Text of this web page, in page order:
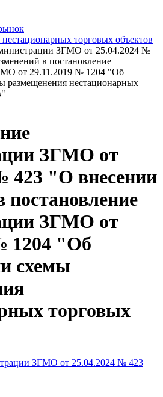
ЗГМО от
423 "О внесении
постановление
ЗГМО от
1204 "Об
схемы
торговых
ЗГМО от 25.04.2024 № 423
торговых объектов
ЗГМО от 25.04.2024 №
в постановление
от 29.11.2019 № 1204 "Об
размещенения нестационарных